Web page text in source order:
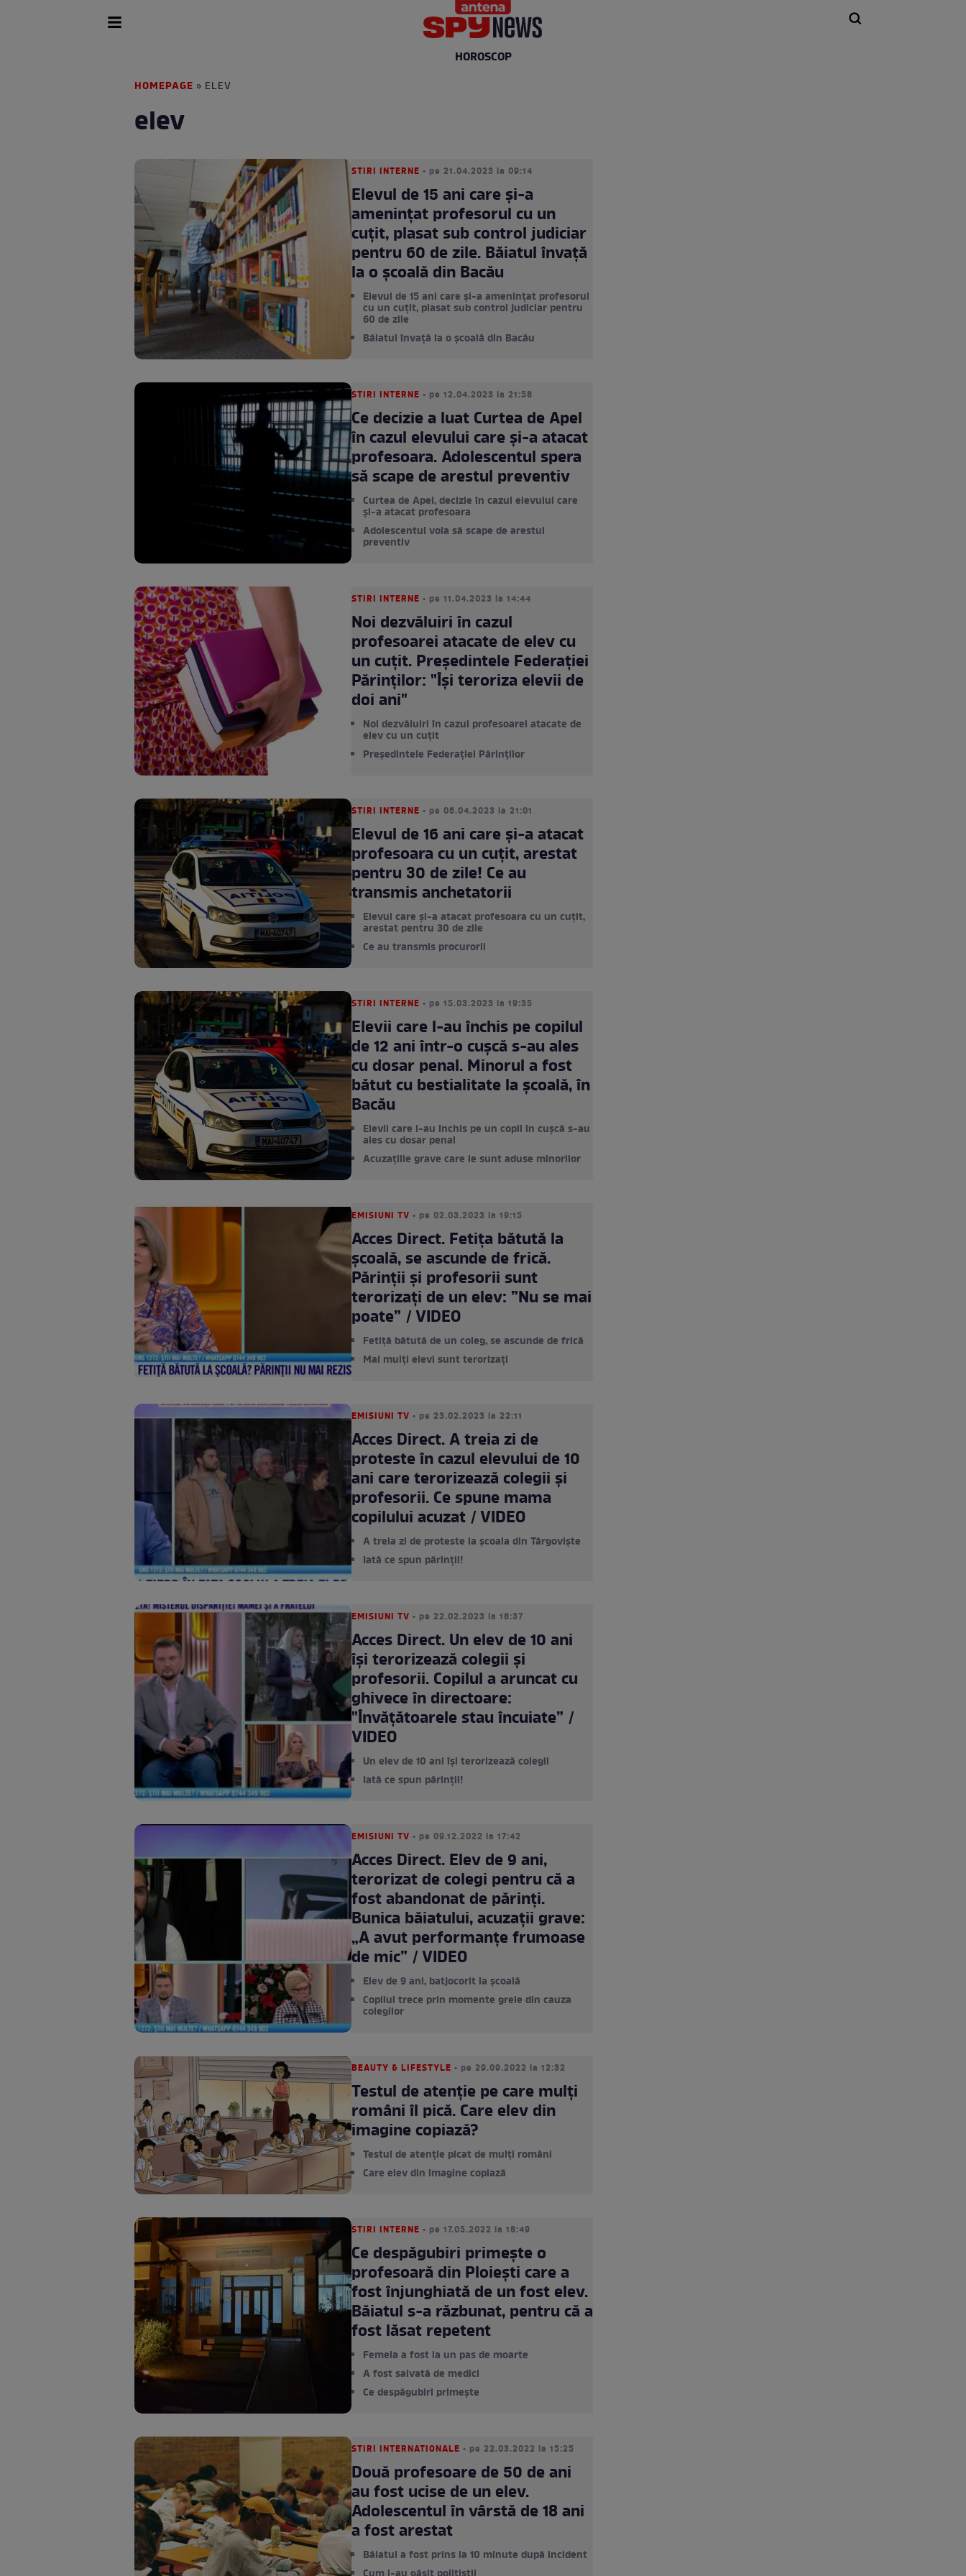
HOROSCOP
HOMEPAGE » ELEV
elev
STIRI INTERNE • pe 21.04.2023 la 09:14
Elevul de 15 ani care și-a
amenințat profesorul cu un
cuțit, plasat sub control judiciar
pentru 60 de zile. Băiatul învață
la o școală din Bacău
Elevul de 15 ani care și-a amenințat profesorul
cu un cuțit, plasat sub control judiciar pentru
60 de zile
Băiatul învață la o școală din Bacău
STIRI INTERNE • pe 12.04.2023 la 21:58
Ce decizie a luat Curtea de Apel
în cazul elevului care şi-a atacat
profesoara. Adolescentul spera
să scape de arestul preventiv
Curtea de Apel, decizie în cazul elevului care
și-a atacat profesoara
Adolescentul voia să scape de arestul
preventiv
STIRI INTERNE • pe 11.04.2023 la 14:44
Noi dezvăluiri în cazul
profesoarei atacate de elev cu
un cuțit. Președintele Federației
Părinților: "Își teroriza elevii de
doi ani"
Noi dezvăluiri în cazul profesoarei atacate de
elev cu un cuțit
Președintele Federației Părinților
STIRI INTERNE • pe 06.04.2023 la 21:01
Elevul de 16 ani care și-a atacat
profesoara cu un cuțit, arestat
pentru 30 de zile! Ce au
transmis anchetatorii
Elevul care și-a atacat profesoara cu un cuțit,
arestat pentru 30 de zile
Ce au transmis procurorii
STIRI INTERNE • pe 15.03.2023 la 19:35
Elevii care l-au închis pe copilul
de 12 ani într-o cușcă s-au ales
cu dosar penal. Minorul a fost
bătut cu bestialitate la școală, în
Bacău
Elevii care l-au închis pe un copil în cușcă s-au
ales cu dosar penal
Acuzațiile grave care le sunt aduse minorilor
EMISIUNI TV • pe 02.03.2023 la 19:15
Acces Direct. Fetița bătută la
școală, se ascunde de frică.
Părinții și profesorii sunt
terorizați de un elev: ”Nu se mai
poate” / VIDEO
Fetiță bătută de un coleg, se ascunde de frică
Mai mulți elevi sunt terorizați
EMISIUNI TV • pe 23.02.2023 la 22:11
Acces Direct. A treia zi de
proteste în cazul elevului de 10
ani care terorizează colegii și
profesorii. Ce spune mama
copilului acuzat / VIDEO
A treia zi de proteste la școala din Târgoviște
Iată ce spun părinții!
EMISIUNI TV • pe 22.02.2023 la 18:37
Acces Direct. Un elev de 10 ani
își terorizează colegii și
profesorii. Copilul a aruncat cu
ghivece în directoare:
"Învățătoarele stau încuiate” /
VIDEO
Un elev de 10 ani își terorizează colegii
Iată ce spun părinții!
EMISIUNI TV • pe 09.12.2022 la 17:42
Acces Direct. Elev de 9 ani,
terorizat de colegi pentru că a
fost abandonat de părinți.
Bunica băiatului, acuzații grave:
„A avut performanțe frumoase
de mic” / VIDEO
Elev de 9 ani, batjocorit la școală
Copilul trece prin momente grele din cauza
colegilor
BEAUTY & LIFESTYLE • pe 29.09.2022 la 12:32
Testul de atenție pe care mulți
români îl pică. Care elev din
imagine copiază?
Testul de atenție picat de mulți români
Care elev din imagine copiază
STIRI INTERNE • pe 17.05.2022 la 18:49
Ce despăgubiri primește o
profesoară din Ploiești care a
fost înjunghiată de un fost elev.
Băiatul s-a răzbunat, pentru că a
fost lăsat repetent
Femeia a fost la un pas de moarte
A fost salvată de medici
Ce despăgubiri primește
STIRI INTERNATIONALE • pe 22.03.2022 la 15:25
Două profesoare de 50 de ani
au fost ucise de un elev.
Adolescentul în vârstă de 18 ani
a fost arestat
Băiatul a fost prins la 10 minute după incident